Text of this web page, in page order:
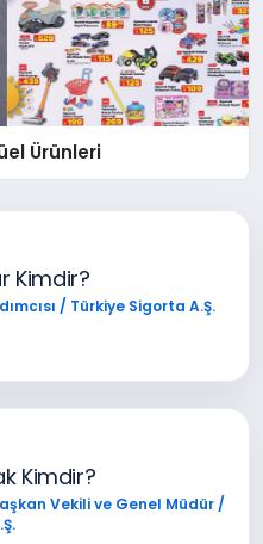
Ürünleri
Kimdir?
/ Türkiye Sigorta A.Ş.
Kimdir?
Vekili ve Genel Müdür /